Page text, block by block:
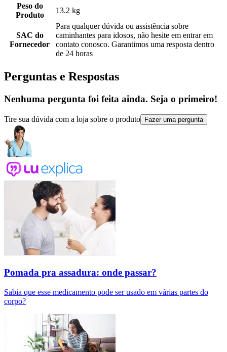
Peso do
Produto
13.2 kg
SAC do
Fornecedor
Para qualquer dúvida ou assistência sobre
caminhantes para idosos, não hesite em entrar em
contato conosco. Garantimos uma resposta dentro
de 24 horas
Perguntas e Respostas
Nenhuma pergunta foi feita ainda. Seja o primeiro!
Tire sua dúvida com a loja sobre o produto Fazer uma pergunta
Pomada pra assadura: onde passar?
Sabia que esse medicamento pode ser usado em várias partes do
corpo?